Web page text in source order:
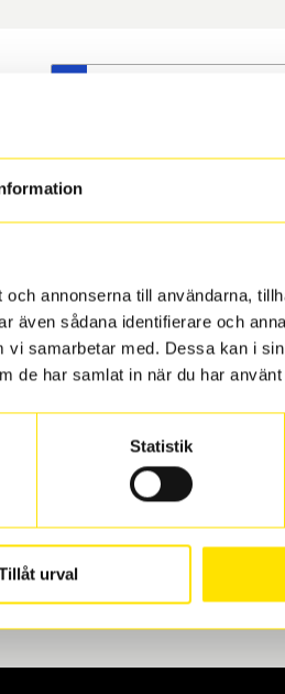
annonserna till användarna,
även sådana identifierare och
samarbetar med. Dessa kan i
de har samlat in när du har
Statistik
urval
av våra däckverkstäder i
När vi byter dina däck ser